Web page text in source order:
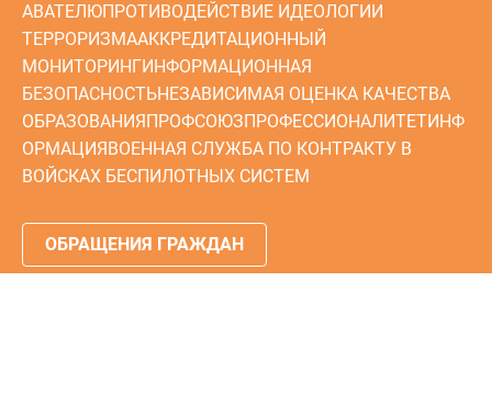
АВАТЕЛЮПРОТИВОДЕЙСТВИЕ ИДЕОЛОГИИ
ТЕРРОРИЗМААККРЕДИТАЦИОННЫЙ
МОНИТОРИНГИНФОРМАЦИОННАЯ
БЕЗОПАСНОСТЬНЕЗАВИСИМАЯ ОЦЕНКА КАЧЕСТВА
ОБРАЗОВАНИЯ ПРОФСОЮЗ ПРОФЕССИОНАЛИТЕТИНФ
ОРМАЦИЯ ВОЕННАЯ СЛУЖБА ПО КОНТРАКТУ В
ВОЙСКАХ БЕСПИЛОТНЫХ СИСТЕМ
ОБРАЩЕНИЯ ГРАЖДАН